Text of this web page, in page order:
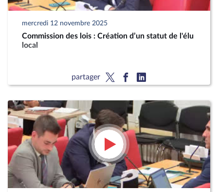
mercredi 12 novembre 2025
Commission des lois : Création d’un statut de l'élu
local
partager